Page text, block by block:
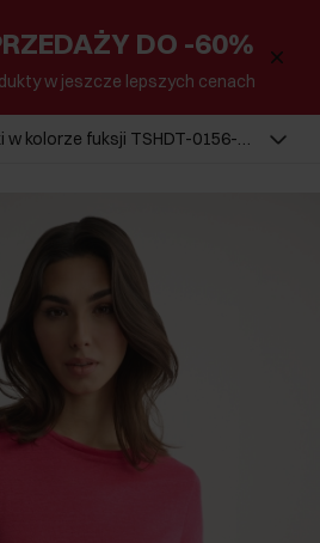
DO -60%
w jeszcze lepszych cenach
w kolorze fuksji TSHDT-0156-